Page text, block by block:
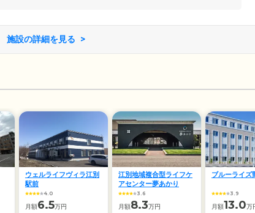
施設の詳細を見る
ウェルライフヴィラ江別
駅前
4.0
月額6.5万円
江別地域複合型ライフケ
アセンター夢あかり
3.6
月額8.3万円
ブルーライズ
3.9
月額13.0万